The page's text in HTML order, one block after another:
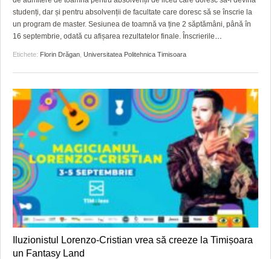
studenți, dar și pentru absolvenții de facultate care doresc să se înscrie la
un program de master. Sesiunea de toamnă va ține 2 săptămâni, până în
16 septembrie, odată cu afișarea rezultatelor finale. Înscrierile…
Etichete: Florin Drăgan Universitatea Politehnica Timisoara
Iluzionistul Lorenzo-Cristian vrea să creeze la Timișoara
un Fantasy Land